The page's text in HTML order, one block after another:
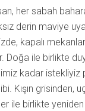
her sabah
derin maviye
kapalı
Doğa ile birlikte
kadar istekliyiz
Kışın grisinden,
ile birlikte